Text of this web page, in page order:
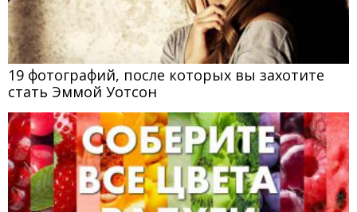
19 фотографий, после которых вы захотите
стать Эммой Уотсон